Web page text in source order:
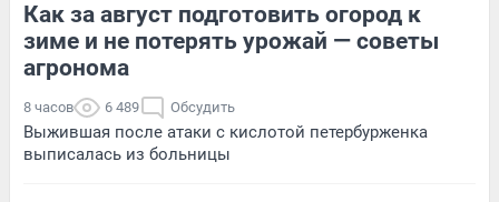
Как за август подготовить огород к
зиме и не потерять урожай — советы
агронома
8 часов 6 489 Обсудить
Выжившая после атаки с кислотой петербурженка
выписалась из больницы